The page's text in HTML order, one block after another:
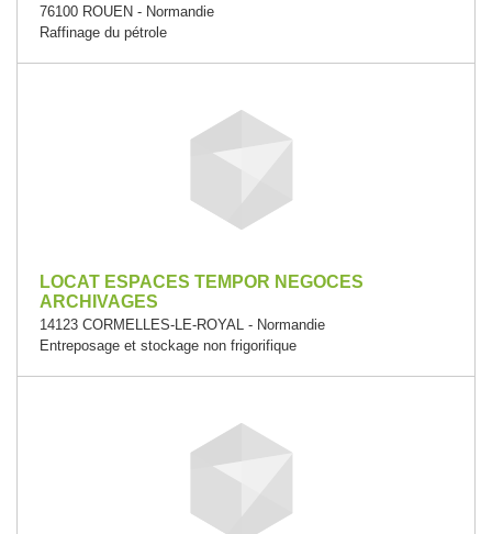
76100 ROUEN - Normandie
Raffinage du pétrole
LOCAT ESPACES TEMPOR NEGOCES
ARCHIVAGES
14123 CORMELLES-LE-ROYAL - Normandie
Entreposage et stockage non frigorifique